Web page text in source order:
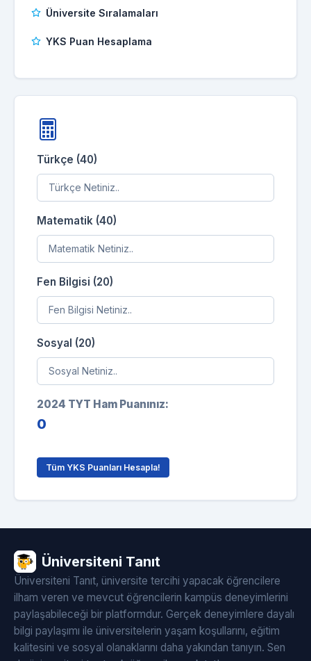
Üniversite Sıralamaları
YKS Puan Hesaplama
Türkçe (40)
Matematik (40)
Fen Bilgisi (20)
Sosyal (20)
2024 TYT Ham Puanınız:
0
Tüm YKS Puanları Hesapla!
Üniversiteni Tanıt
Üniversiteni Tanıt, üniversite tercihi yapacak öğrencilere
ilham veren ve mevcut öğrencilerin kampüs deneyimlerini
paylaşabileceği bir platformdur. Gerçek deneyimlere dayalı
bilgi paylaşımı ile üniversitelerin yaşam koşullarını, eğitim
kalitesini ve sosyal olanaklarını daha yakından tanıyın. Sen